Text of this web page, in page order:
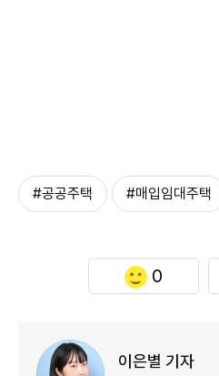
#공공주택 #매입임대주택
0
이은별 기자